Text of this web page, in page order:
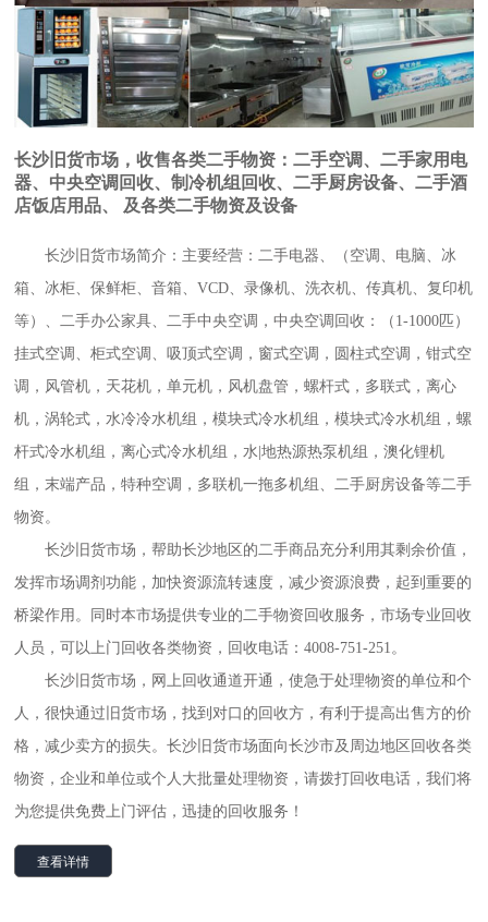
长沙旧货市场，收售各类二手物资：二手空调、二手家用电
器、中央空调回收、制冷机组回收、二手厨房设备、二手酒
店饭店用品、 及各类二手物资及设备
长沙旧货市场简介：主要经营：二手电器、（空调、电脑、冰
箱、冰柜、保鲜柜、音箱、VCD、录像机、洗衣机、传真机、复印机
等）、二手办公家具、二手中央空调，中央空调回收：（1-1000匹）
挂式空调、柜式空调、吸顶式空调，窗式空调，圆柱式空调，钳式空
调，风管机，天花机，单元机，风机盘管，螺杆式，多联式，离心
机，涡轮式，水冷冷水机组，模块式冷水机组，模块式冷水机组，螺
杆式冷水机组，离心式冷水机组，水|地热源热泵机组，澳化锂机
组，末端产品，特种空调，多联机一拖多机组、二手厨房设备等二手
物资。
长沙旧货市场，帮助长沙地区的二手商品充分利用其剩余价值，
发挥市场调剂功能，加快资源流转速度，减少资源浪费，起到重要的
桥梁作用。同时本市场提供专业的二手物资回收服务，市场专业回收
人员，可以上门回收各类物资，回收电话：4008-751-251。
长沙旧货市场，网上回收通道开通，使急于处理物资的单位和个
人，很快通过旧货市场，找到对口的回收方，有利于提高出售方的价
格，减少卖方的损失。长沙旧货市场面向长沙市及周边地区回收各类
物资，企业和单位或个人大批量处理物资，请拨打回收电话，我们将
为您提供免费上门评估，迅捷的回收服务！
查看详情